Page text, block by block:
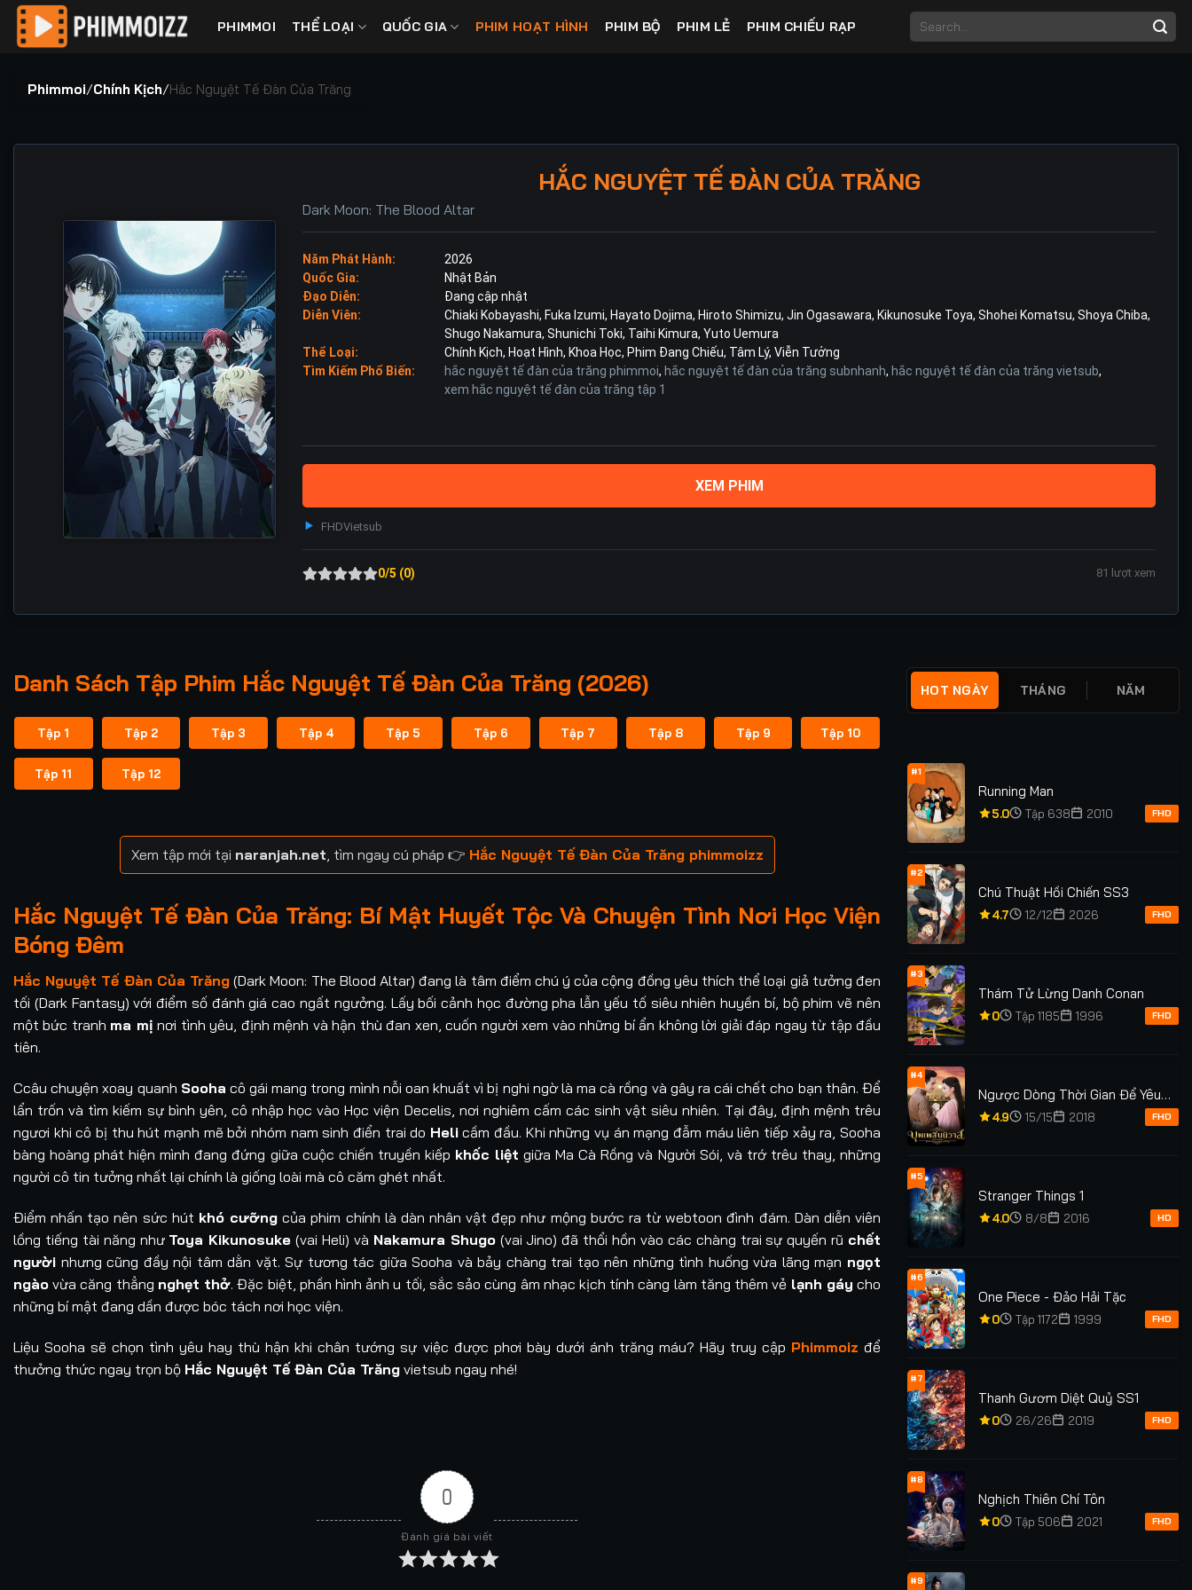
qua
PHIMMOI THỂ LOẠI QUỐC GIA PHIM HOẠT HÌNH PHIM BỘ PHIM LẺ PHIM CHIẾU RẠP
Phimmoi/Chính Kịch/Hắc Nguyệt Tế Đàn Của Trăng
HẮC NGUYỆT TẾ ĐÀN CỦA TRĂNG
Dark Moon: The Blood Altar
Năm Phát Hành:
2026
Quốc Gia:
Nhật Bản
Đạo Diễn:
Đang cập nhật
Diễn Viên:
Chiaki Kobayashi, Fuka Izumi, Hayato Dojima, Hiroto Shimizu, Jin Ogasawara, Kikunosuke Toya, Shohei Komatsu, Shoya Chiba,
Shugo Nakamura, Shunichi Toki, Taihi Kimura, Yuto Uemura
Thể Loại:
Chính Kịch, Hoạt Hình, Khoa Học, Phim Đang Chiếu, Tâm Lý, Viễn Tưởng
Tìm Kiếm Phổ Biến:
hắc nguyệt tế đàn của trăng phimmoi, hắc nguyệt tế đàn của trăng subnhanh, hắc nguyệt tế đàn của trăng vietsub,
xem hắc nguyệt tế đàn của trăng tập 1
XEM PHIM
FHDVietsub
0/5 (0) 81 lượt xem
Danh Sách Tập Phim Hắc Nguyệt Tế Đàn Của Trăng (2026)
Tập 1 Tập 2 Tập 3 Tập 4 Tập 5 Tập 6 Tập 7 Tập 8 Tập 9 Tập 10
Tập 11 Tập 12
Xem tập mới tại naranjah.net , tìm ngay cú pháp 👉 Hắc Nguyệt Tế Đàn Của Trăng phimmoizz
Hắc Nguyệt Tế Đàn Của Trăng: Bí Mật Huyết Tộc Và Chuyện Tình Nơi Học Viện
Bóng Đêm
Hắc Nguyệt Tế Đàn Của Trăng(Dark Moon: The Blood Altar) đang là tâm điểm chú ý của cộng đồng yêu thích thể loại giả tưởng đen
tối (Dark Fantasy) với điểm số đánh giá cao ngất ngưởng. Lấy bối cảnh học đường pha lẫn yếu tố siêu nhiên huyền bí, bộ phim vẽ nên
một bức tranh ma mị nơi tình yêu, định mệnh và hận thù đan xen, cuốn người xem vào những bí ẩn không lời giải đáp ngay từ tập đầu
tiên.
Ccâu chuyện xoay quanh Sooha cô gái mang trong mình nỗi oan khuất vì bị nghi ngờ là ma cà rồng và gây ra cái chết cho bạn thân. Để
lẩn trốn và tìm kiếm sự bình yên, cô nhập học vào Học viện Decelis, nơi nghiêm cấm các sinh vật siêu nhiên. Tại đây, định mệnh trêu
ngươi khi cô bị thu hút mạnh mẽ bởi nhóm nam sinh điển trai do Helicầm đầu. Khi những vụ án mạng đẫm máu liên tiếp xảy ra, Sooha
bàng hoàng phát hiện mình đang đứng giữa cuộc chiến truyền kiếp khốc liệt giữa Ma Cà Rồng và Người Sói, và trớ trêu thay, những
người cô tin tưởng nhất lại chính là giống loài mà cô căm ghét nhất.
Điểm nhấn tạo nên sức hút khó cưỡng của phim chính là dàn nhân vật đẹp như mộng bước ra từ webtoon đình đám. Dàn diễn viên
lồng tiếng tài năng như Toya Kikunosuke (vai Heli) và Nakamura Shugo(vai Jino) đã thổi hồn vào các chàng trai sự quyến rũ chết
người nhưng cũng đầy nội tâm dằn vặt. Sự tương tác giữa Sooha và bảy chàng trai tạo nên những tình huống vừa lãng mạn ngọt
ngào vừa căng thẳng nghẹt thở. Đặc biệt, phần hình ảnh u tối, sắc sảo cùng âm nhạc kịch tính càng làm tăng thêm vẻ lạnh gáy cho
những bí mật đang dần được bóc tách nơi học viện.
Liệu Sooha sẽ chọn tình yêu hay thù hận khi chân tướng sự việc được phơi bày dưới ánh trăng máu? Hãy truy cập Phimmoiz để
thưởng thức ngay trọn bộ Hắc Nguyệt Tế Đàn Của Trăng vietsub ngay nhé!
0
Đánh giá bài viết
HOT NGÀY THÁNG NĂM
#1
Running Man
5.0 Tập 638 2010 FHD
#2
Chú Thuật Hồi Chiến SS3
4.7 12/12 2026 FHD
#3
Thám Tử Lừng Danh Conan
0 Tập 1185 1996 FHD
#4
Ngược Dòng Thời Gian Để Yêu
Anh Phần 1
4.9 15/15 2018 FHD
#5
Stranger Things 1
4.0 8/8 2016 HD
#6
One Piece - Đảo Hải Tặc
0 Tập 1172 1999 FHD
#7
Thanh Gươm Diệt Quỷ SS1
0 26/26 2019 FHD
#8
Nghịch Thiên Chí Tôn
0 Tập 506 2021 FHD
#9